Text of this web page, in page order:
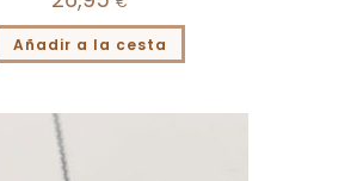
Añadir a la cesta